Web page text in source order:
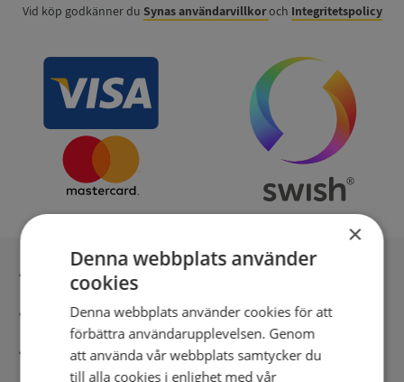
Vid köp godkänner du Synas användarvillkoroch Integritetspolicy
Inga kopior till omfrågad
Säker betalning med stripe
Direkt digital leverans
×
Denna webbplats använder
cookies
Denna webbplats använder cookies för att
förbättra användarupplevelsen. Genom
att använda vår webbplats samtycker du
till alla cookies i enlighet med vår